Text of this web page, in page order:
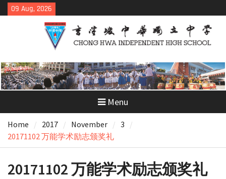
Skip
to
09 Aug, 2026
Menu
Home 2017 November
3
20171102 万能学术励志颁奖礼
20171102 万能学术励志颁奖礼